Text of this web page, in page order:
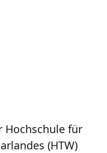
Hochschule für
(HTW)